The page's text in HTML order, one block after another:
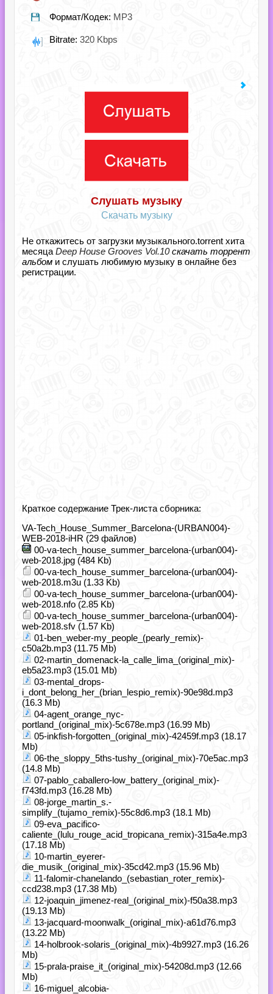
Формат/Кодек: MP3
Bitrate: 320 Kbps
Слушать музыку
Скачать музыку
Не откажитесь от загрузки музыкального.torrent хита
месяца Deep House Grooves Vol.10скачать торрент
альбом и слушать любимую музыку в онлайне без
регистрации.
Краткое содержание Трек-листа сборника:
VA-Tech_House_Summer_Barcelona-(URBAN004)-
WEB-2018-iHR (29 файлов)
00-va-tech_house_summer_barcelona-(urban004)-
web-2018.jpg (484 Kb)
00-va-tech_house_summer_barcelona-(urban004)-
web-2018.m3u (1.33 Kb)
00-va-tech_house_summer_barcelona-(urban004)-
web-2018.nfo (2.85 Kb)
00-va-tech_house_summer_barcelona-(urban004)-
web-2018.sfv (1.57 Kb)
01-ben_weber-my_people_(pearly_remix)-
c50a2b.mp3 (11.75 Mb)
02-martin_domenack-la_calle_lima_(original_mix)-
eb5a23.mp3 (15.01 Mb)
03-mental_drops-
i_dont_belong_her_(brian_lespio_remix)-90e98d.mp3
(16.3 Mb)
04-agent_orange_nyc-
portland_(original_mix)-5c678e.mp3 (16.99 Mb)
05-inkfish-forgotten_(original_mix)-42459f.mp3 (18.17
Mb)
06-the_sloppy_5ths-tushy_(original_mix)-70e5ac.mp3
(14.8 Mb)
07-pablo_caballero-low_battery_(original_mix)-
f743fd.mp3 (16.28 Mb)
08-jorge_martin_s.-
simplify_(tujamo_remix)-55c8d6.mp3 (18.1 Mb)
09-eva_pacifico-
caliente_(lulu_rouge_acid_tropicana_remix)-315a4e.mp3
(17.18 Mb)
10-martin_eyerer-
die_musik_(original_mix)-35cd42.mp3 (15.96 Mb)
11-falomir-chanelando_(sebastian_roter_remix)-
ccd238.mp3 (17.38 Mb)
12-joaquin_jimenez-real_(original_mix)-f50a38.mp3
(19.13 Mb)
13-jacquard-moonwalk_(original_mix)-a61d76.mp3
(13.22 Mb)
14-holbrook-solaris_(original_mix)-4b9927.mp3 (16.26
Mb)
15-prala-praise_it_(original_mix)-54208d.mp3 (12.66
Mb)
16-miguel_alcobia-